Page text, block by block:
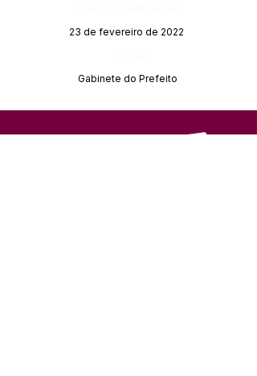
23 de fevereiro de 2022
Gabinete do Prefeito